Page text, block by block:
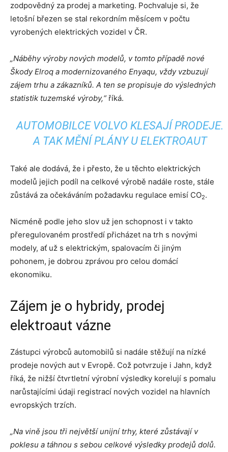
zodpovědný za prodej a marketing. Pochvaluje si, že
letošní březen se stal rekordním měsícem v počtu
vyrobených elektrických vozidel v ČR.
„Náběhy výroby nových modelů, v tomto případě nové
Škody Elroq a modernizovaného Enyaqu, vždy vzbuzují
zájem trhu a zákazníků. A ten se propisuje do výsledných
statistik tuzemské výroby,“ říká.
AUTOMOBILCE VOLVO KLESAJÍ PRODEJE.
A TAK MĚNÍ PLÁNY U ELEKTROAUT
Také ale dodává, že i přesto, že u těchto elektrických
modelů jejich podíl na celkové výrobě nadále roste, stále
zůstává za očekáváním požadavku regulace emisí CO2.
Nicméně podle jeho slov už jen schopnost i v takto
přeregulovaném prostředí přicházet na trh s novými
modely, ať už s elektrickým, spalovacím či jiným
pohonem, je dobrou zprávou pro celou domácí
ekonomiku.
Zájem je o hybridy, prodej
elektroaut vázne
Zástupci výrobců automobilů si nadále stěžují na nízké
prodeje nových aut v Evropě. Což potvrzuje i Jahn, když
říká, že nižší čtvrtletní výrobní výsledky korelují s pomalu
narůstajícími údaji registrací nových vozidel na hlavních
evropských trzích.
„Na vině jsou tři největší unijní trhy, které zůstávají v
poklesu a táhnou s sebou celkové výsledky prodejů dolů.